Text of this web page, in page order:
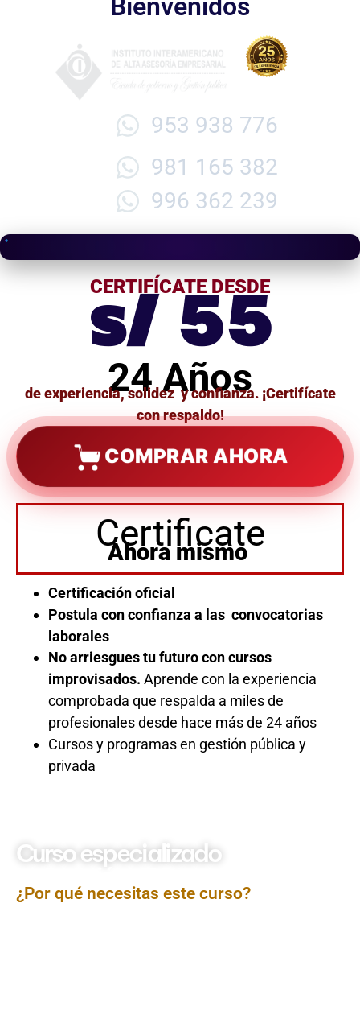
Bienvenidos
953 938 776
981 165 382
996 362 239
CERTIFÍCATE DESDE
s/ 55
24 Años
de experiencia, solidez y confianza. ¡Certifícate
con respaldo!
COMPRAR AHORA
Certificate
Ahora mismo
Certificación oficial
Postula con confianza a las convocatorias
laborales
No arriesgues tu futuro con cursos
improvisados. Aprende con la experiencia
comprobada que respalda a miles de
profesionales desde hace más de 24 años
Cursos y programas en gestión pública y
privada
Curso especializado
¿Por qué necesitas este curso?